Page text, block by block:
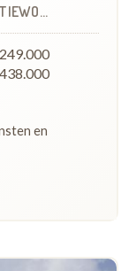
en